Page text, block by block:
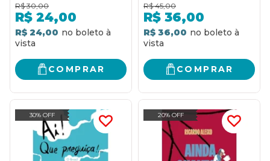
R$ 30,00
R$ 24,00
R$ 24,00
COMPRAR
R$ 45,00
R$ 36,00
R$ 36,00
COMPRAR
30% OFF 20% OFF